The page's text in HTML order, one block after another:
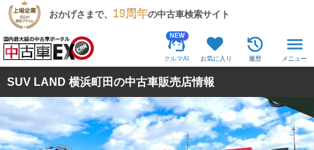
おかげさまで、 19周年の中古車検索サイト
NEW
クルマAI お気に入り 履歴 メニュー
SUV LAND 横浜町田の中古車販売店情報